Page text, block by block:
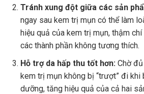
Tránh xung đột giữa các sản
ngay sau kem trị mụn có thể làm
hiệu quả của kem trị mụn, thậm
các thành phần không tương thích.
Hỗ trợ da hấp thu tốt hơn: Chờ
kem trị mụn không bị “trượt” đi
dưỡng, tăng hiệu quả của cả hai